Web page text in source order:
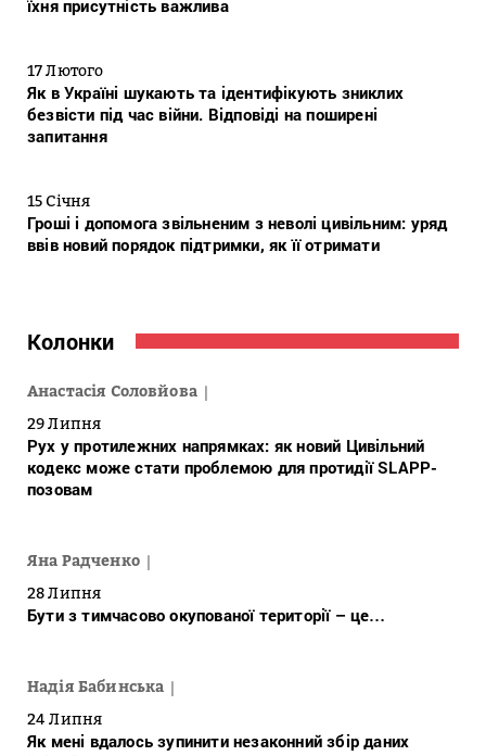
їхня присутність важлива
17 Лютого
Як в Україні шукають та ідентифікують зниклих
безвісти під час війни. Відповіді на поширені
запитання
15 Січня
Гроші і допомога звільненим з неволі цивільним: уряд
ввів новий порядок підтримки, як її отримати
Колонки
Анастасія Соловйова
29 Липня
Рух у протилежних напрямках: як новий Цивільний
кодекс може стати проблемою для протидії SLAPP-
позовам
Яна Радченко
28 Липня
Бути з тимчасово окупованої території – це…
Надія Бабинська
24 Липня
Як мені вдалось зупинити незаконний збір даних